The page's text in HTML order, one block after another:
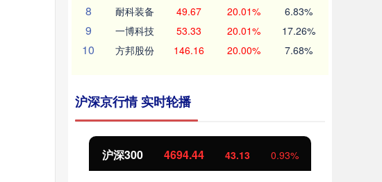
8 耐科装备 49.67 20.01% 6.83%
9 一博科技 53.33 20.01% 17.26%
10 方邦股份 146.16 20.00% 7.68%
沪深京行情 实时轮播
北证50 1134.24 11.37